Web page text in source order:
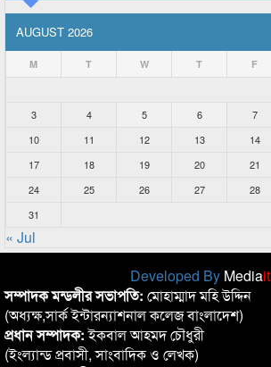
AUGUST 2026
M T W T F
3
4 5 6 7
10
11 12 13 14
17
18 19 20 21
24
25 26 27 28
31
« Jul
Developed By Mediait
সম্পাদক মন্ডলীর সভাপতি: মোহাম্মাদ মহি উদ্দিন
(অধ্যক্ষ,সার্ক ইন্টারন্যাশনাল কলেজ বাংলাদেশ)
প্রধান সম্পাদক:ইকবাল আহমদ চৌধুরী
(ইংল্যান্ড প্রবাসী, সাংবাদিক ও লেখক)